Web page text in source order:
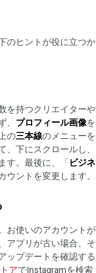
のヒントが役に立つか
を持つクリエイターや
、 プロフィール画像を
の三本線のメニューを
、下にスクロールし、
す。最後に、「 ビジネ
ウントを変更します。
お使いのアカウントが
アプリが古い場合、そ
ップデートを確認する
アでInstagramを検索